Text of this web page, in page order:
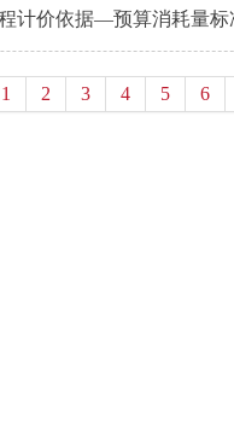
计价依据—预算消耗量标
1 2 3 4 5 6